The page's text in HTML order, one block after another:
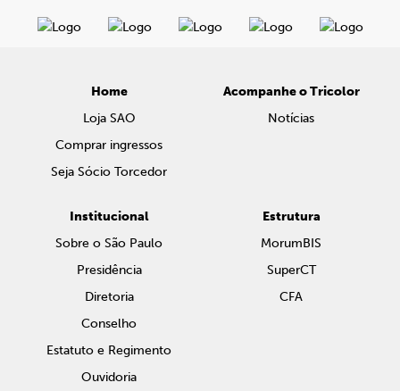
Home
Loja SAO
Comprar ingressos
Seja Sócio Torcedor
Acompanhe o Tricolor
Notícias
Institucional
Sobre o São Paulo
Presidência
Diretoria
Conselho
Estatuto e Regimento
Ouvidoria
Estrutura
MorumBIS
SuperCT
CFA